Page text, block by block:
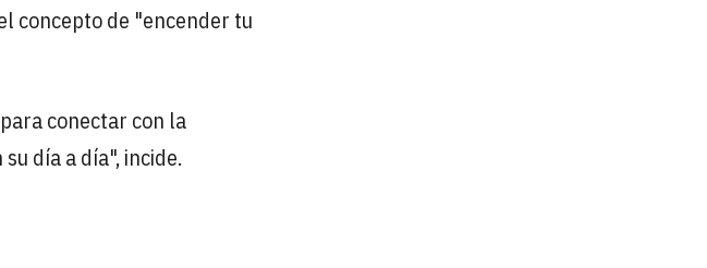
concepto de "encender tu
para conectar con la
día a día", incide.